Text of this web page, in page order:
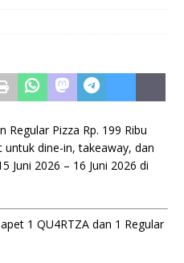
Regular Pizza Rp. 199 Ribu
dine-in, takeaway, dan
Juni 2026 – 16 Juni 2026 di
1 QU4RTZA dan 1 Regular